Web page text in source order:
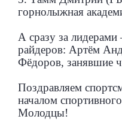
горнолыжная
А сразу за
райдеров: Артём
Фёдоров, занявшие
Поздравляем
началом
Молодцы!